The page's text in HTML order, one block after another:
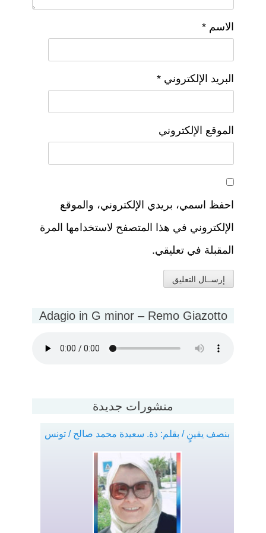
الاسم *
البريد الإلكتروني *
الموقع الإلكتروني
احفظ اسمي، بريدي الإلكتروني، والموقع
الإلكتروني في هذا المتصفح لاستخدامها المرة
المقبلة في تعليقي.
Adagio in G minor – Remo Giazotto
منشورات جديدة
بنصف يقينٍ / بقلم: ذة. سعيدة محمد صالح / تونس